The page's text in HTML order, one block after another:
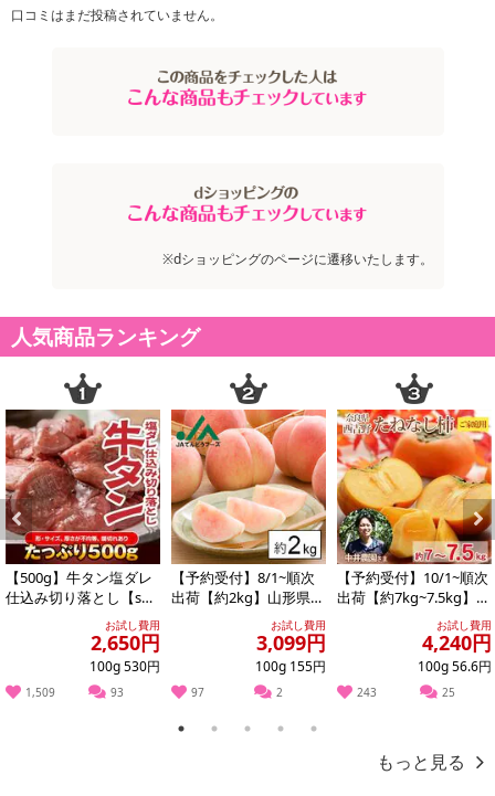
鮮やかな紅色できめ細やかな美しい霜降りに肉の芸術品と称賛され
阪牛と四日市畜産公社推奨のさくらポークとの合挽生ハンバーグの
セットです。あふれる肉汁と、松阪牛の風味、さくらポークの甘み
口コミはまだ投稿されていません。
※dショッピングのページに遷移いたします。
人気商品ランキング
Previous
【500g】牛タン塩ダレ
仕込み切り落とし【s
お試し費用
2,650円
100g 530円
1,509 93
【予約受付】8/1~順次
出荷【約2kg】山形県産
白桃(品種・玉数おまか
お試し費用
3,099円
100g 155円
97 2
【予約受付】10/1~順次
出荷【約7kg~7.5kg】奈
良県産 たねなし柿（平
お試し費用
4,240円
100g 56.6円
243 25
Next
1 2 3 4 5
もっと見る